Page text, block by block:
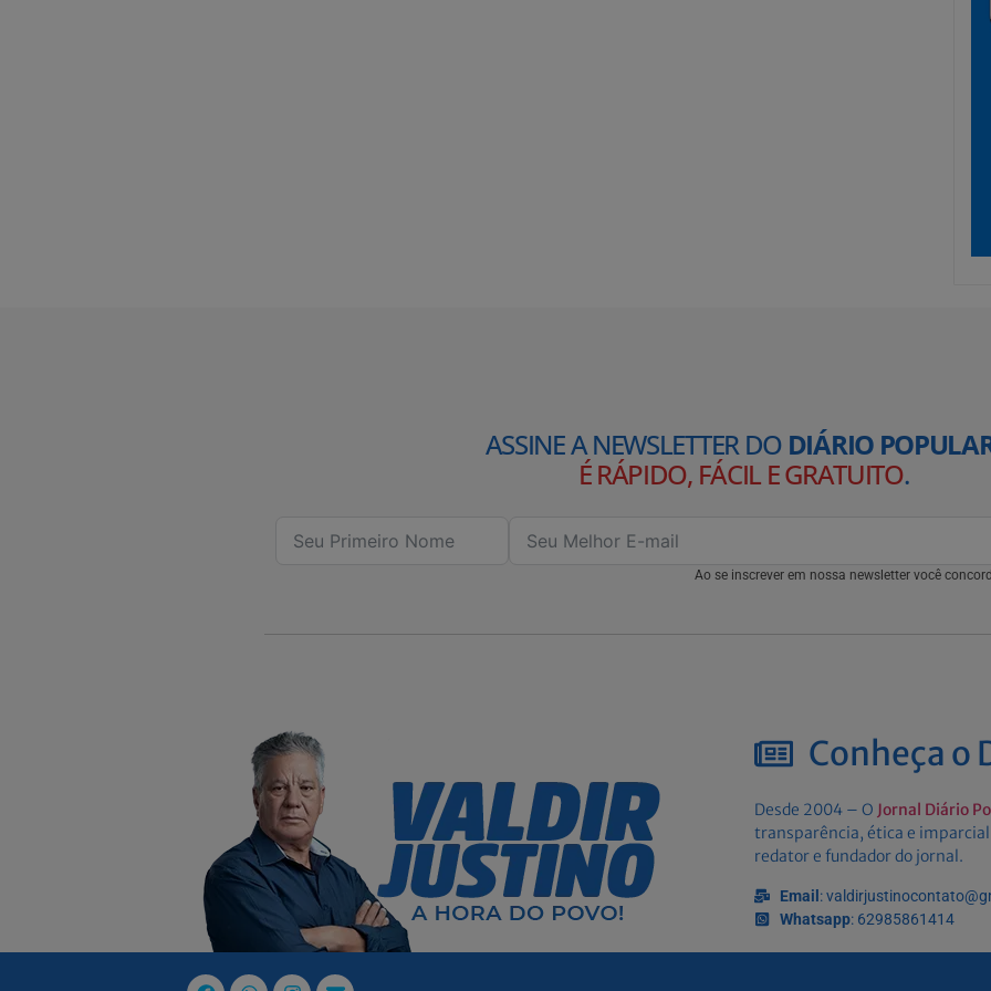
ASSINE A NEWSLETTER DO DIÁRIO
É RÁPIDO, FÁCIL E GRATUITO.
Ao se inscrever em nossa newsletter você
Conheça o
Desde 2004 – O Jornal Diário
transparência, ética e
redator e fundador do jornal.
Email:
Whatsapp: 62985861414